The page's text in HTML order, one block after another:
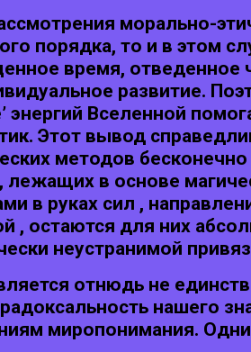
морально-
порядка, то и в этом
время,
развитие.
Вселенной
Этот вывод
методов
лежащих в основе
в руках сил ,
, остаются для них
неустранимой
отнюдь не
нашего
миропонимания.